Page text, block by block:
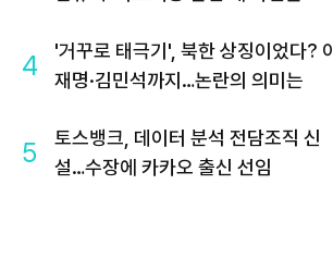
4
'거꾸로 태극기', 북한 상징이었다? 이
재명·김민석까지…논란의 의미는
5
토스뱅크, 데이터 분석 전담조직 신
설…수장에 카카오 출신 선임